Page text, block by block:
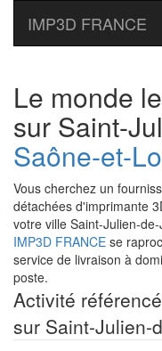
IMP3D FRANCE
Le monde
sur Saint-
Saône-et-
Vous cherchez un
détachées d'imprimante
votre ville Saint-Julien-
IMP3D FRANCE se
service de livraison à
poste.
Activité
sur Saint-Julien-